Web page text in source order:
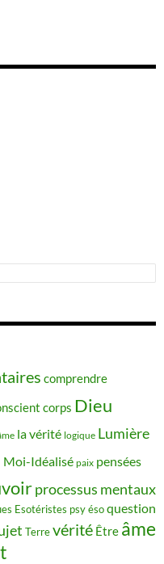
comprendre
corps Dieu
la vérité logique Lumière
Moi-Idéalisé paix pensées
processus mentaux
Esotéristes psy ésoquestion
Terrevérité Être âme